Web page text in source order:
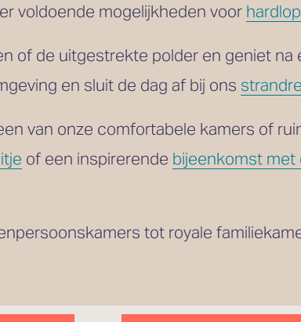
voldoende mogelijkheden voor
of de uitgestrekte polder en geniet na
en sluit de dag af bij ons
van onze comfortabele kamers of
of een inspirerende bijeenkomst met